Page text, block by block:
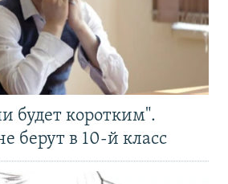
будет коротким".
берут в 10-й класс